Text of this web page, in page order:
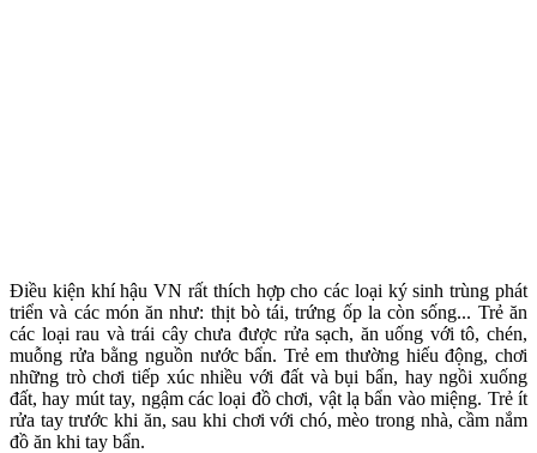
Điều kiện khí hậu VN rất thích hợp cho các loại ký sinh trùng phát
triển và các món ăn như: thịt bò tái, trứng ốp la còn sống... Trẻ ăn
các loại rau và trái cây chưa được rửa sạch, ăn uống với tô, chén,
muỗng rửa bằng nguồn nước bẩn. Trẻ em thường hiếu động, chơi
những trò chơi tiếp xúc nhiều với đất và bụi bẩn, hay ngồi xuống
đất, hay mút tay, ngậm các loại đồ chơi, vật lạ bẩn vào miệng. Trẻ ít
rửa tay trước khi ăn, sau khi chơi với chó, mèo trong nhà, cầm nắm
đồ ăn khi tay bẩn.